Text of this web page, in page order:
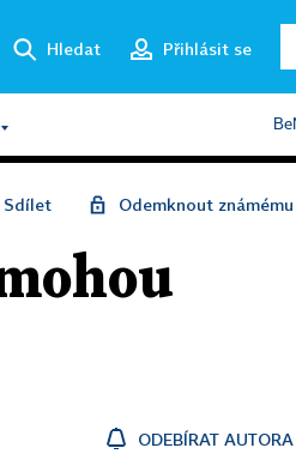
Hledat Přihlásit se
Sdílet Odemknout známému
ODEBÍRAT AUTORA